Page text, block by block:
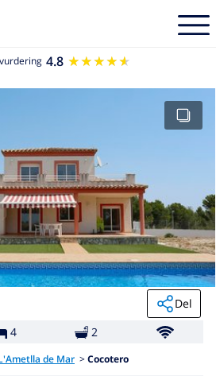
4.8 ★★★★★
★★★★★
Del
4 2
de Mar > Cocotero